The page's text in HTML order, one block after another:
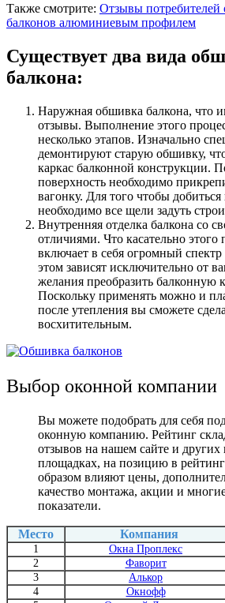
Также смотрите: Отзывы потребителей
балконов алюминиевым профилем
Существует два вида
балкона:
Наружная обшивка балкона, что
отзывы. Выполнение этого
несколько этапов. Изначально
демонтируют старую обшивку,
каркас балконной конструкции.
поверхность необходимо
вагонку. Для того чтобы
необходимо все щели задуть
Внутренняя отделка балкона со
отличиями. Что касательно этого
включает в себя огромный
этом зависят исключительно от
желания преобразить балконную
Поскольку применять можно и
после утепления вы сможете
восхитительным.
Выбор оконной компании
Вы можете подобрать для себя
оконную компанию. Рейтинг
отзывов на нашем сайте и
площадках, на позицию в
образом влияют цены,
качество монтажа, акции и
показатели.
Место Компания
1 Окна Проплекс
2
Фаворит
3
Алькор
4
Окнофф